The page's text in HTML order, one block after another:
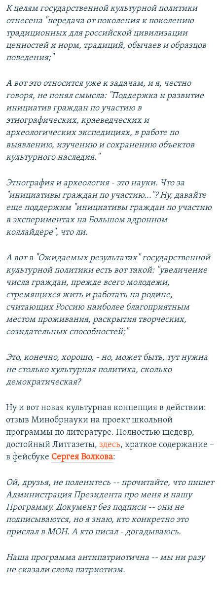
К целям государственной культурной политики
отнесена "передача от поколения к поколению
традиционных для российской цивилизации
ценностей и норм, традиций, обычаев и образцов
поведения;"
А вот это относится уже к задачам, и я, честно
говоря, не понял смысла: "Поддержка и развитие
инициатив граждан по участию в
этнографических, краеведческих и
археологических экспедициях, в работе по
выявлению, изучению и сохранению объектов
культурного наследия."
Этнография и археология - это науки. Что за
"инициативы граждан по участию..."? Ну, давайте
еще поддержим "инициативы граждан по участию
в экспериментах на Большом адронном
коллайдере", что ли.
А вот в "Ожидаемых результатах" государственной
культурной политики есть вот такой: "увеличение
числа граждан, прежде всего молодежи,
стремящихся жить и работать на родине,
считающих Россию наиболее благоприятным
местом проживания, раскрытия творческих,
созидательных способностей;"
Это, конечно, хорошо, - но, может быть, тут нужна
не столько культурная политика, сколько
демократическая?
Ну и вот новая культурная концепция в действии:
отзыв Минобрнауки на проект школьной
программы по литературе. Полностью шедевр,
достойный Литгазеты, здесь, краткое содержание –
в фейсбуке Сергея Волкова:
Ой, друзья, не поленитесь -- прочитайте, что пишет
Администрация Президента про меня и нашу
Программу. Документ без подписи -- они не
подписываются, но я знаю, кто конкретно это
прислал в МОН. А кто писал - догадываюсь.
Наша программа антипатриотична -- мы ни разу
не сказали слова патриотизм.